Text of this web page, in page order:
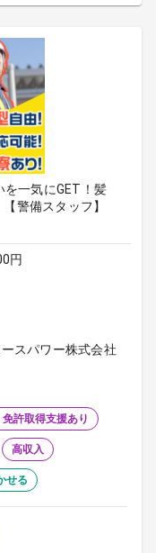
を一気にGET！髪
警備スタッフ】
円
スパワー株式会社
許取得支援あり
高収入
せる